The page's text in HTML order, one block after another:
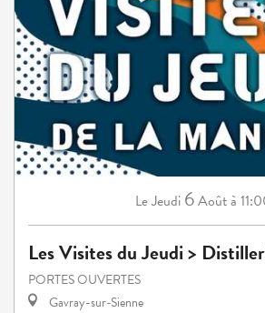
LeJeudi 6Aoûtà
Les Visites du Jeudi >
PORTES OUVERTES
Gavray-sur-Sienne